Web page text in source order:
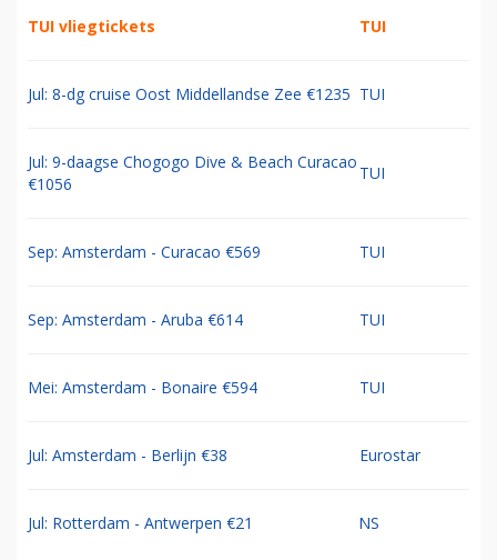
TUI vliegtickets TUI
Jul: 8-dg cruise Oost Middellandse Zee €1235 TUI
Jul: 9-daagse Chogogo Dive & Beach Curacao
€1056
TUI
Sep: Amsterdam - Curacao €569 TUI
Sep: Amsterdam - Aruba €614 TUI
Mei: Amsterdam - Bonaire €594 TUI
Jul: Amsterdam - Berlijn €38 Eurostar
Jul: Rotterdam - Antwerpen €21 NS